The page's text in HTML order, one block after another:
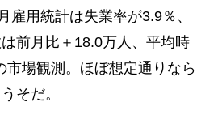
用統計は失業率が3.9％、
前月比＋18.0万人、平均時
市場観測。ほぼ想定通りなら
そだ。